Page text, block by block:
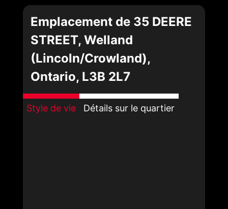
Emplacement de 35 DEERE
STREET, Welland
(Lincoln/Crowland),
Ontario, L3B 2L7
Style de vie Détails sur le quartier